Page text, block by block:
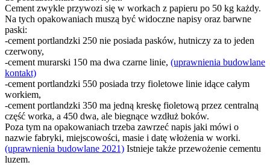
Cement zwykle przywozi się w workach z papieru po 50 kg każdy.
Na tych opakowaniach muszą być widoczne napisy oraz barwne
paski:
-cement portlandzki 250 nie posiada pasków, hutniczy za to jeden
czerwony,
-cement murarski 150 ma dwa czarne linie, (uprawnienia budowlane
kontakt)
-cement portlandzki 550 posiada trzy fioletowe linie idące całym
workiem,
-cement portlandzki 350 ma jedną kreskę fioletową przez centralną
część worka, a 450 dwa, ale biegnące wzdłuż boków.
Poza tym na opakowaniach trzeba zawrzeć napis jaki mówi o
nazwie fabryki, miejscowości, masie i datę włożenia w worki.
(uprawnienia budowlane 2021) Istnieje także przewożenie cementu
luzem.